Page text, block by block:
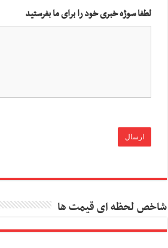
لطفا سوژه خبری خود را برای ما بفرستید
شاخص لحظه ای قیمت ها